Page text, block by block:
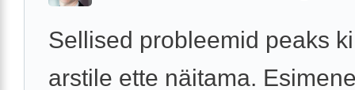
Sellised probleemid peaks
arstile ette näitama.